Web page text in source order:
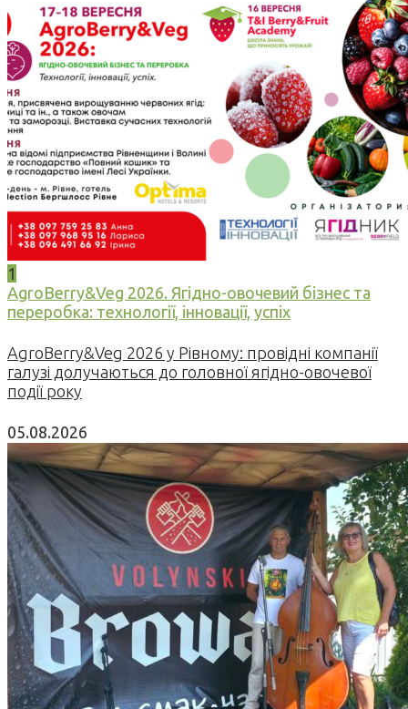
1
AgroBerry&Veg 2026. Ягідно-овочевий бізнес та
переробка: технології, інновації, успіх
AgroBerry&Veg 2026 у Рівному: провідні компанії
галузі долучаються до головної ягідно-овочевої
події року
05.08.2026